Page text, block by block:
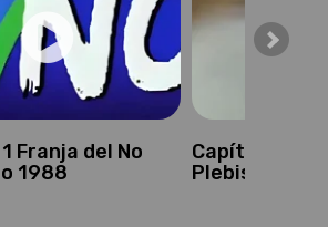
Franja del No
1988
Capítulo 5
Plebiscito